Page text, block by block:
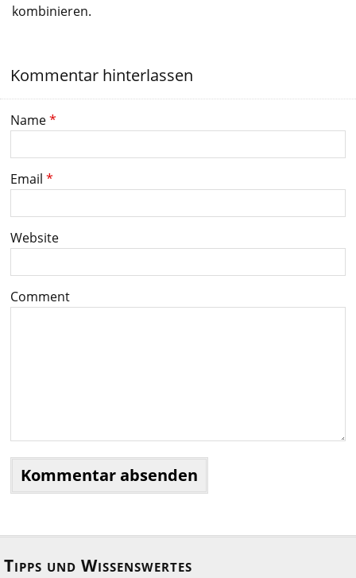
kombinieren.
Kommentar hinterlassen
Name*
Email *
Website
Comment
Tipps und Wissenswertes